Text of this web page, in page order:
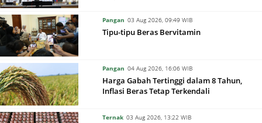
Pangan 03 Aug 2026, 09:49 WIB
Tipu-tipu Beras Bervitamin
Pangan 04 Aug 2026, 16:06 WIB
Harga Gabah Tertinggi dalam 8 Tahun,
Inflasi Beras Tetap Terkendali
Ternak 03 Aug 2026, 13:22 WIB